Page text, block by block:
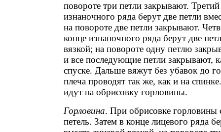
повороте три петли закрывают.
изнаночного ряда берут две петли
на повороте две петли закрывают.
конце изнаночного ряда берут две
вязкой; на повороте одну петлю
и все последующие петли закрывают,
спуске. Дальше вяжут без убавок до
плеча проводят так же, как и на
идут на обрисовку горловины.
Горловина. При обрисовке горловины
петель. Затем в конце лицевого ряда